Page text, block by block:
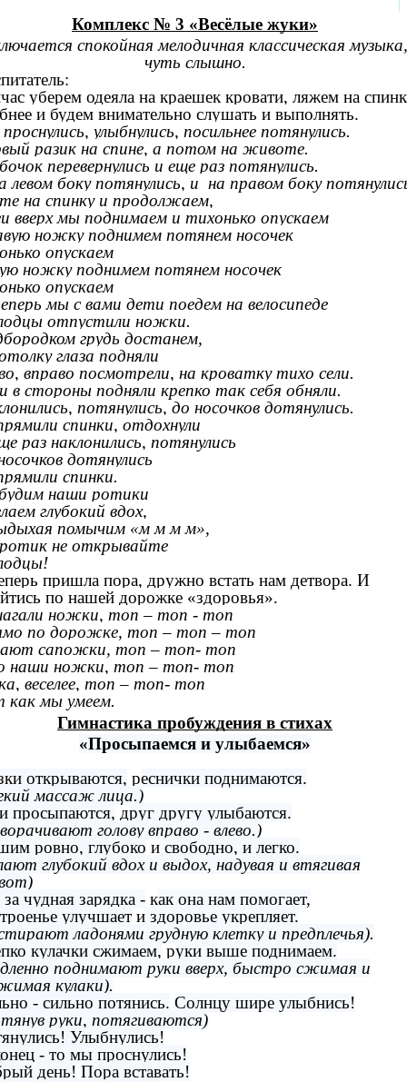
Комплекс № 3 «Весёлые жуки»
спокойная мелодичная классическая
чуть слышно.
уберем одеяла на краешек кровати, ляжем на
и будем внимательно слушать и выполнять.
улыбнулись, посильнее потянулись.
разик на спине, а потом на животе.
перевернулись и еще раз потянулись.
левом боку потянулись, и на правом боку
на спинку и продолжаем,
вверх мы поднимаем и тихонько опускаем
ножку поднимем потянем носочек
опускаем
ножку поднимем потянем носочек
опускаем
мы с вами дети поедем на велосипеде
отпустили ножки.
грудь достанем,
глаза подняли
вправо посмотрели, на кроватку тихо сели.
в стороны подняликрепко так себя обняли.
потянулись, до носочков дотянулись.
спинки, отдохнули
раз наклонились, потянулись
дотянулись
спинки.
наши ротики
глубокий вдох,
помычим «м м м м»,
не открывайте
пришла пора, дружно встать нам детвора. И
по нашей дорожке «здоровья».
ножки, топ – топ - топ
по дорожке, топ – топ – топ
сапожки, топ – топ- топ
наши ножки, топ – топ- топ
веселее, топ – топ- топ
как мы умеем.
Гимнастика пробуждения в стихах
«Просыпаемся и улыбаемся»
открываются, реснички поднимаются.
массаж лица.)
просыпаются, друг другу улыбаются.
голову вправо - влево.)
ровно, глубоко и свободно, и легко.
глубокий вдох и выдох, надувая и втягивая
чудная зарядка - как она нам помогает,
улучшает и здоровье укрепляет.
ладонями грудную клетку и предплечья).
кулачки сжимаем, руки выше поднимаем.
поднимают руки вверх, быстро сжимая и
кулаки).
- сильно потянись. Солнцу шире улыбнись!
руки, потягиваются)
Улыбнулись!
- то мы проснулись!
день! Пора вставать!